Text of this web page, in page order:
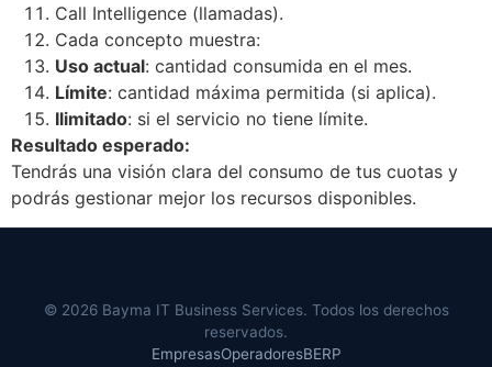
Call Intelligence (llamadas).
Cada concepto muestra:
Uso actual: cantidad consumida en el mes.
Límite: cantidad máxima permitida (si aplica).
Ilimitado: si el servicio no tiene límite.
Resultado esperado:
Tendrás una visión clara del consumo de tus cuotas y
podrás gestionar mejor los recursos disponibles.
© 2026 Bayma IT Business Services. Todos los derechos
reservados.
EmpresasOperadoresBERP